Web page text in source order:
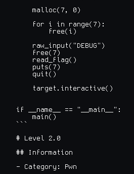
    malloc(7, 0)
    for i in range(7):
        free(i)
    raw_input("DEBUG")
    free(7)
    read_flag()
    puts(7)
    quit()
    target.interactive()
if __name__ == "__main__":
    main()
```
# Level 2.0
## Information
- Category: Pwn